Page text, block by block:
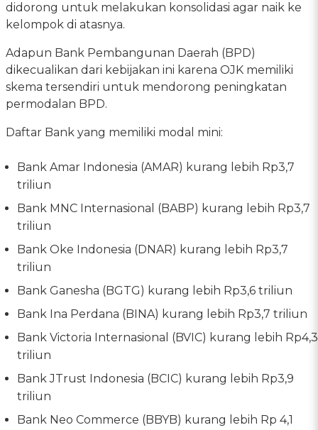
didorong untuk melakukan konsolidasi agar naik ke
kelompok di atasnya.
Adapun Bank Pembangunan Daerah (BPD)
dikecualikan dari kebijakan ini karena OJK memiliki
skema tersendiri untuk mendorong peningkatan
permodalan BPD.
Daftar Bank yang memiliki modal mini:
Bank Amar Indonesia (AMAR) kurang lebih Rp3,7
triliun
Bank MNC Internasional (BABP) kurang lebih Rp3,7
triliun
Bank Oke Indonesia (DNAR) kurang lebih Rp3,7
triliun
Bank Ganesha (BGTG) kurang lebih Rp3,6 triliun
Bank Ina Perdana (BINA) kurang lebih Rp3,7 triliun
Bank Victoria Internasional (BVIC) kurang lebih Rp4,3
triliun
Bank JTrust Indonesia (BCIC) kurang lebih Rp3,9
triliun
Bank Neo Commerce (BBYB) kurang lebih Rp 4,1